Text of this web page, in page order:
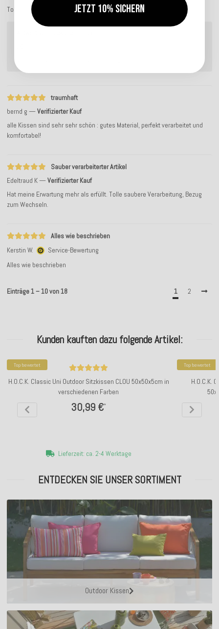
Tolle Qualität
traumhaft
bernd g
Verifizierter Kauf
alle Kissen sind sehr sehr schön : gutes Material, perfekt verarbeitet und
komfortabel!
Sauber verarbeiterter Artikel
Edeltraud K
Verifizierter Kauf
Hat meine Erwartung mehr als erfüllt. Tolle saubere Verarbeitung, Bezug
zum Wechseln.
Alles wie beschrieben
Kerstin W.
Service-Bewertung
Alles wie beschrieben
Einträge 1 – 10 von 18 1 2
Kunden kauften dazu folgende Artikel:
Top bewertet
H.O.C.K. Classic Uni Outdoor Sitzkissen CLOU 50x50x5cm in
verschiedenen Farben
30,99 €*
Lieferzeit: ca. 2-4 Werktage
Top bewertet
H.O.C.K.
ENTDECKEN SIE UNSER SORTIMENT
Outdoor Kissen
Jetzt 10% sichern